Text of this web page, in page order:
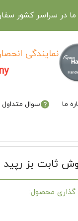
ما در سراسر کشور
نمایندگی
ما سوال متداول
ثابت بز رپید
گذاری محصول: